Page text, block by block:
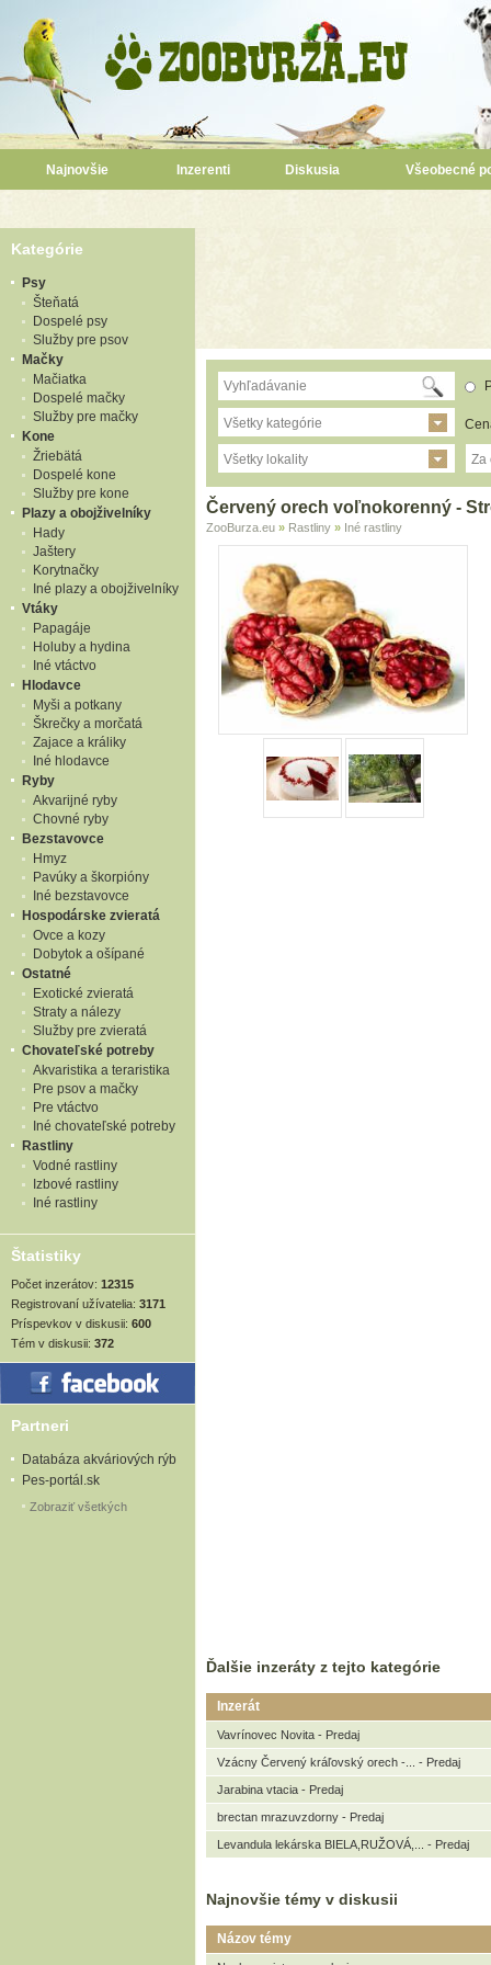
Najnovšie Inzerenti Diskusia Všeobecné
Kategórie
Psy
Šteňatá
Dospelé psy
Služby pre psov
Mačky
Mačiatka
Dospelé mačky
Služby pre mačky
Kone
Žriebätá
Dospelé kone
Služby pre kone
Plazy a obojživelníky
Hady
Jaštery
Korytnačky
Iné plazy a obojživelníky
Vtáky
Papagáje
Holuby a hydina
Iné vtáctvo
Hlodavce
Myši a potkany
Škrečky a morčatá
Zajace a králiky
Iné hlodavce
Ryby
Akvarijné ryby
Chovné ryby
Bezstavovce
Hmyz
Pavúky a škorpióny
Iné bezstavovce
Hospodárske zvieratá
Ovce a kozy
Dobytok a ošípané
Ostatné
Exotické zvieratá
Straty a nálezy
Služby pre zvieratá
Chovateľské potreby
Akvaristika a teraristika
Pre psov a mačky
Pre vtáctvo
Iné chovateľské potreby
Rastliny
Vodné rastliny
Izbové rastliny
Iné rastliny
Štatistiky
Počet inzerátov: 12315
Registrovaní užívatelia: 3171
Príspevkov v diskusii: 600
Tém v diskusii: 372
Partneri
Databáza akváriových rýb
Pes-portál.sk
Zobraziť všetkých
Všetky kategórie
Všetky lokality Za
Červený orech voľnokorenný -
ZooBurza.eu » Rastliny » Iné rastliny
Ďalšie inzeráty z tejto kategórie
Inzerát
Vavrínovec Novita - Predaj
Vzácny Červený kráľovský orech -... - Predaj
Jarabina vtacia - Predaj
brectan mrazuvzdorny - Predaj
Levandula lekárska BIELA,RUŽOVÁ,... - Predaj
Najnovšie témy v diskusii
Názov témy